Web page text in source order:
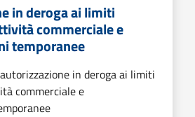
in deroga ai limiti
commerciale e
temporanee
in deroga ai limiti
commerciale e